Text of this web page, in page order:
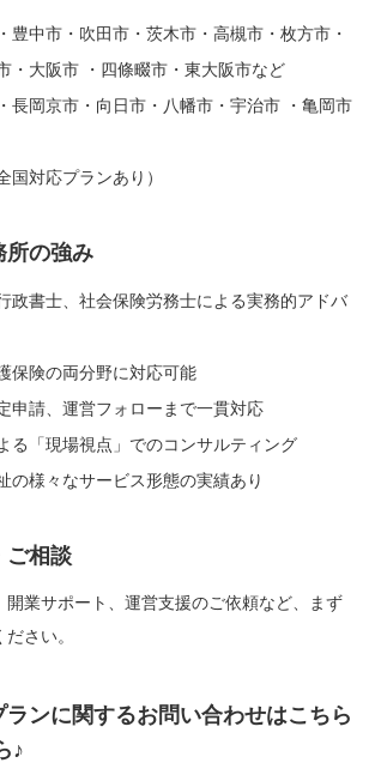
豊中市・吹田市・茨木市・高槻市・枚方市・
・大阪市 ・四條畷市・東大阪市など
長岡京市・向日市・八幡市・宇治市 ・亀岡市
国対応プランあり）
所の強み
政書士、社会保険労務士による実務的アドバ
保険の両分野に対応可能
申請、運営フォローまで一貫対応
る「現場視点」でのコンサルティング
の様々なサービス形態の実績あり
ご相談
開業サポート、運営支援のご依頼など、まず
さい。
ランに関するお問い合わせはこちら
♪